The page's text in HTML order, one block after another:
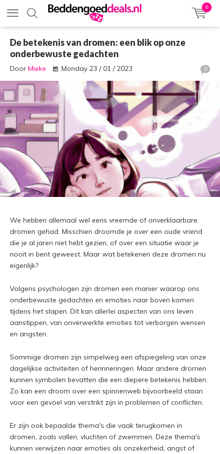
0
De betekenis van dromen: een blik op onze
onderbewuste gedachten
Door Mieke Monday 23 / 01 / 2023 0
We hebben allemaal wel eens vreemde of onverklaarbare
dromen gehad. Misschien droomde je over een oude vriend
die je al jaren niet hebt gezien, of over een situatie waar je
nooit in bent geweest. Maar wat betekenen deze dromen nu
eigenlijk?
Volgens psychologen zijn dromen een manier waarop ons
onderbewuste gedachten en emoties naar boven komen
tijdens het slapen. Dit kan allerlei aspecten van ons leven
aanstippen, van onverwerkte emoties tot verborgen wensen
en angsten.
Sommige dromen zijn simpelweg een afspiegeling van onze
dagelijkse activiteiten of herinneringen. Maar andere dromen
kunnen symbolen bevatten die een diepere betekenis hebben.
Zo kan een droom over een spinnenweb bijvoorbeeld staan
voor een gevoel van verstrikt zijn in problemen of conflicten.
Er zijn ook bepaalde thema's die vaak terugkomen in
dromen, zoals vallen, vluchten of zwemmen. Deze thema's
kunnen verwijzen naar emoties als onzekerheid, angst of